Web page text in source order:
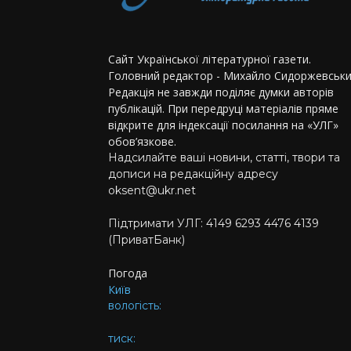
Сайт Української літературної газети.
Головний редактор - Михайло
Редакція не завжди поділяє думки авторів
публікацій. При передруці матеріалів пряме
відкрите для індексації посилання на «УЛГ»
обов’язкове.
Надсилайте ваші новини, статті, твори та
дописи на редакційну адресу
oksent@ukr.net
Підтримати УЛГ: 4149 6293 4476 4139
(ПриватБанк)
Погода
Київ
вологість:
тиск: